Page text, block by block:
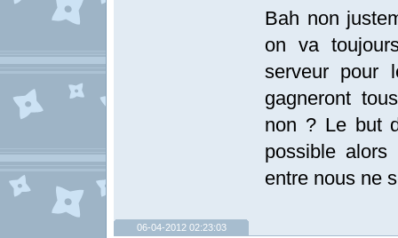
Bah non
on va
serveur pour
gagneront
non ? Le but
possible
entre nous ne
06-04-2012 02:23:03